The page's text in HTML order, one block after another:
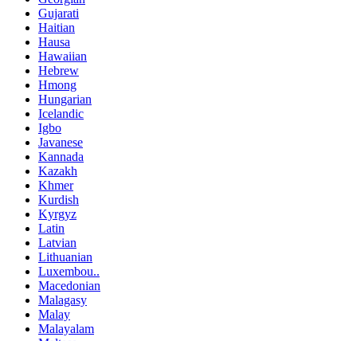
Gujarati
Haitian
Hausa
Hawaiian
Hebrew
Hmong
Hungarian
Icelandic
Igbo
Javanese
Kannada
Kazakh
Khmer
Kurdish
Kyrgyz
Latin
Latvian
Lithuanian
Luxembou..
Macedonian
Malagasy
Malay
Malayalam